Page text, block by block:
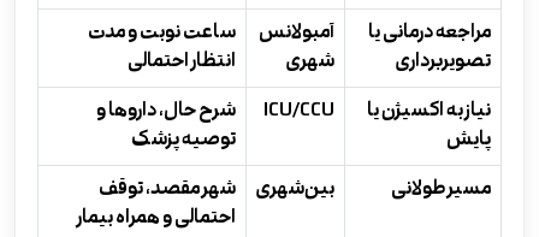
مراجعه درمانی یا
تصویربرداری
آمبولانس
شهری
ساعت نوبت و مدت
انتظار احتمالی
نیاز به اکسیژن یا
پایش
ICU/CCU
شرح حال، داروها و
توصیه پزشک
مسیر طولانی
بین‌شهری
شهر مقصد، توقف
احتمالی و همراه بیمار